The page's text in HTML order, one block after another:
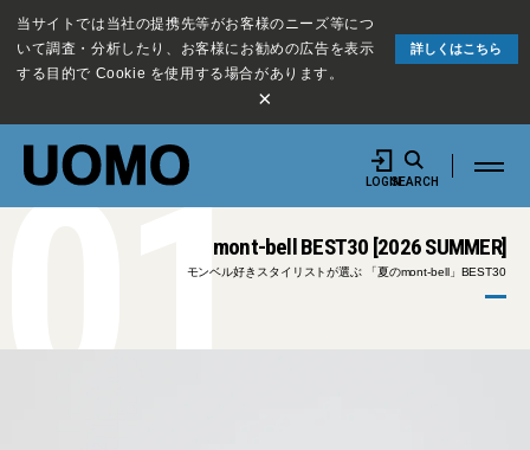
当サイトでは当社の提携先等がお客様のニーズ等につ
いて調査・分析したり、お客様にお勧めの広告を表示
する目的で Cookie を使用する場合があります。
詳しくはこちら
×
LOGINSEARCH
mont-bell BEST30 [2026 SUMMER]
モンベル好きスタイリストが選ぶ 「夏のmont-bell」BEST30
01